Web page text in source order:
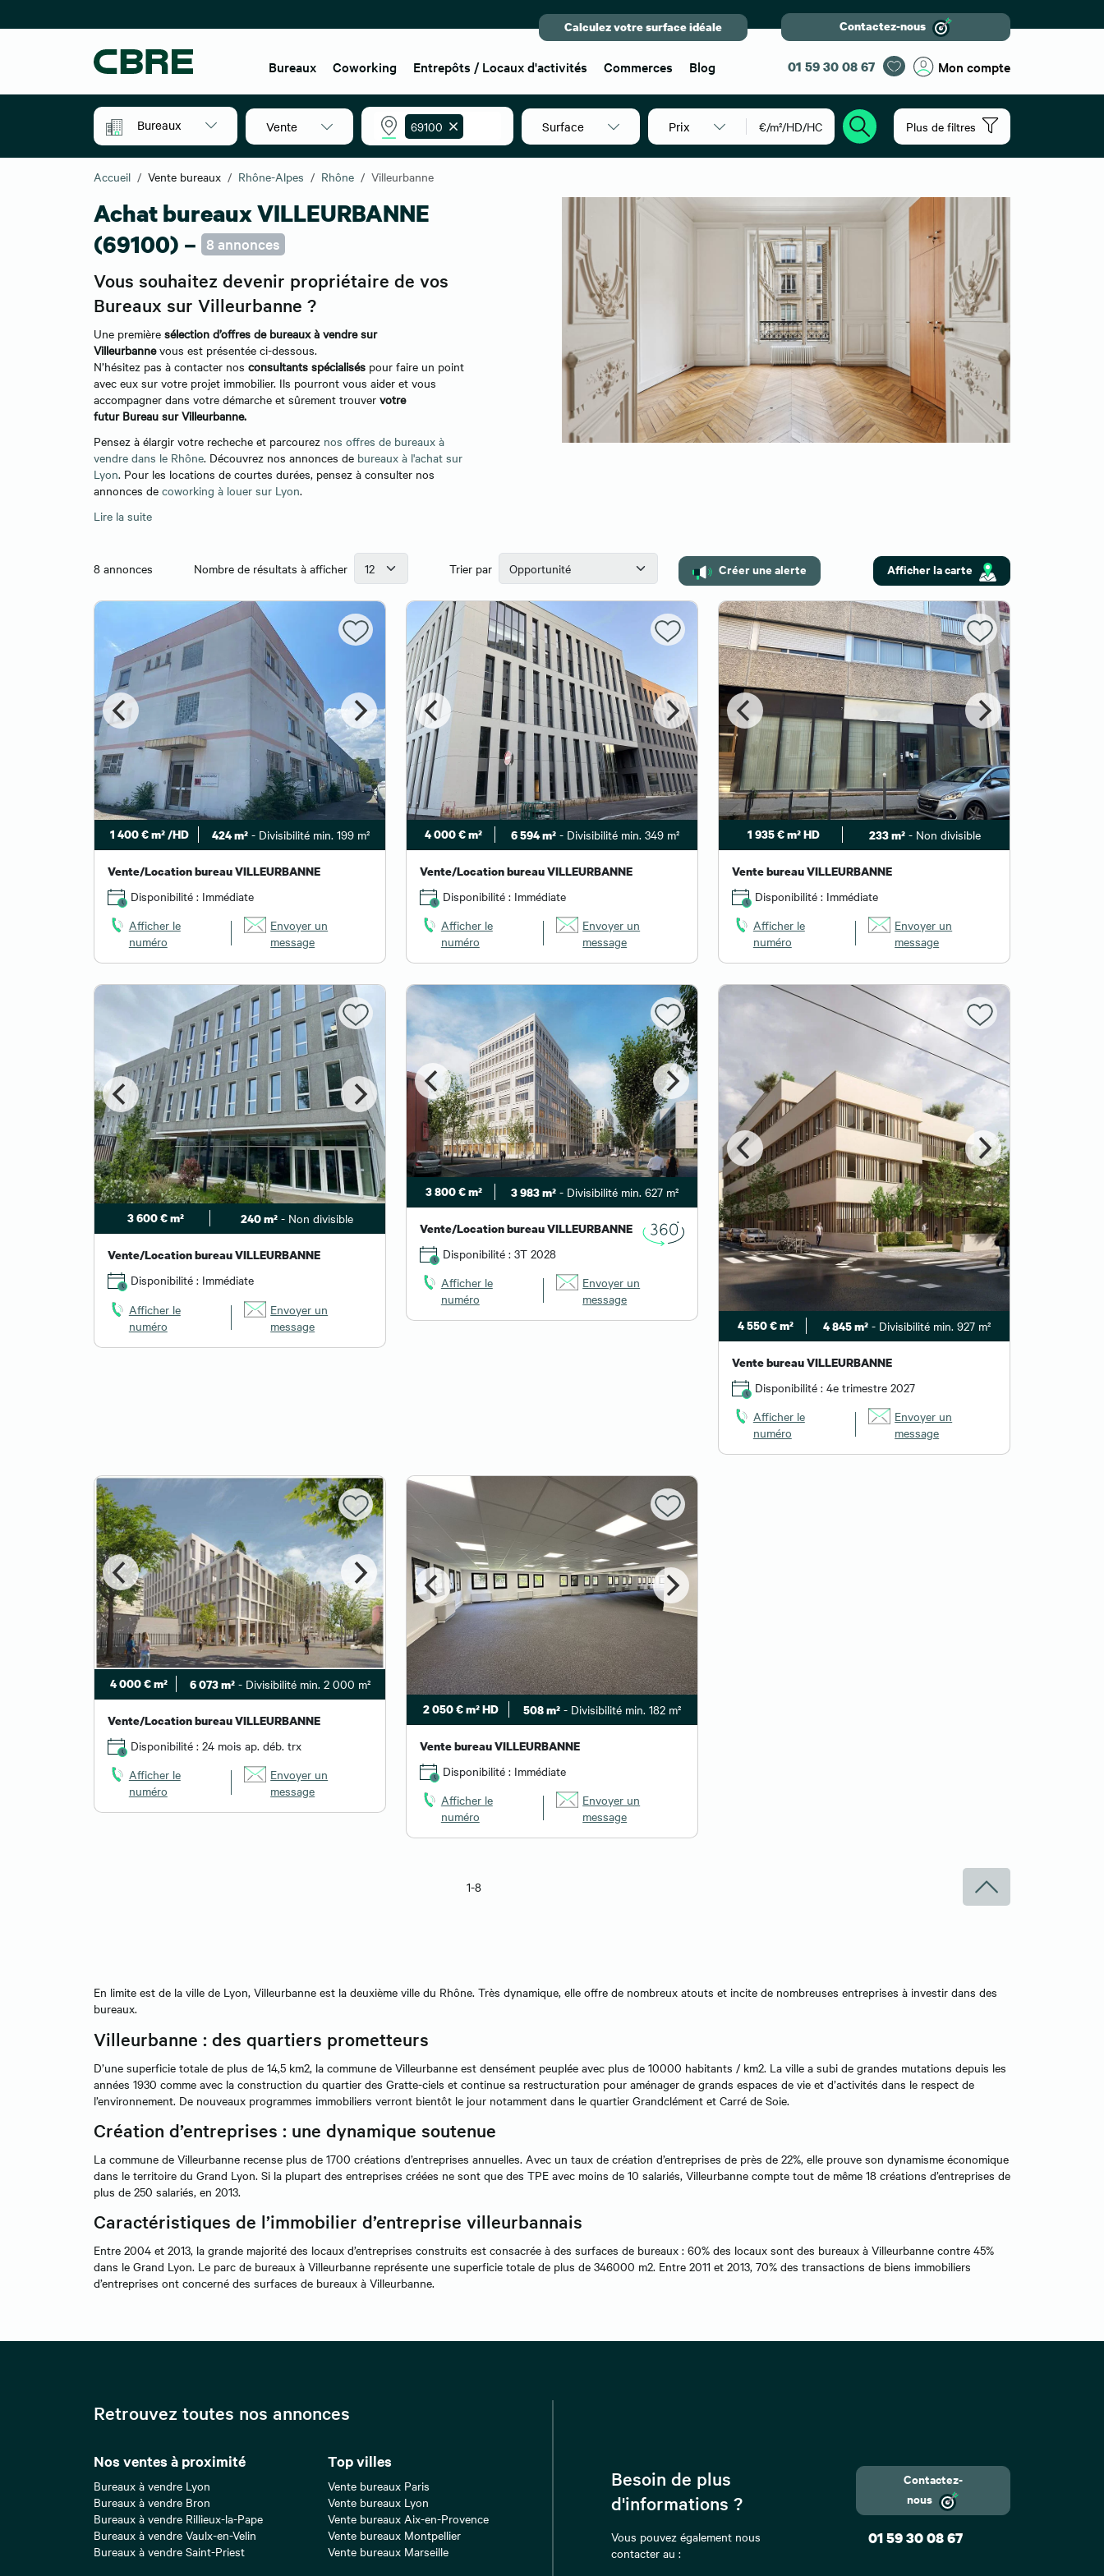
Calculez votre surface idéale Contactez-nous
Bureaux Coworking Entrepôts / Locaux d'activités Commerces Blog 01 59 30 08 67 Mon compte
Bureaux Vente 69100 Surface Prix €/m²/HD/HC Plus de filtres
Accueil Vente bureaux Rhône-Alpes Rhône Villeurbanne
Achat bureaux VILLEURBANNE
(69100) –
8 annonces
Vous souhaitez devenir propriétaire de vos
Bureaux sur Villeurbanne ?
Une première sélection d’offres de bureaux à vendre sur
Villeurbannevous est présentée ci-dessous.
N’hésitez pas à contacter nos consultants spécialisés pour faire un point
avec eux sur votre projet immobilier. Ils pourront vous aider et vous
accompagner dans votre démarche et sûrement trouver votre
futur Bureau sur Villeurbanne.
Pensez à élargir votre recheche et parcourez nos offres de bureaux à
vendre dans le Rhône. Découvrez nos annonces de bureaux à l'achat sur
Lyon. Pour les locations de courtes durées, pensez à consulter nos
annonces de coworking à louer sur Lyon.
Lire la suite
8 annonces Nombre de résultats à afficher Trier par Créer une alerte Afficher la carte
1 400 € m² /HD 424 m² - Divisibilité min. 199 m²
Vente/Location bureau VILLEURBANNE
Disponibilité : Immédiate
Afficher le
numéro
Envoyer un
message
4 000 € m² 6 594 m²- Divisibilité min. 349 m²
Vente/Location bureau VILLEURBANNE
Disponibilité : Immédiate
Afficher le
numéro
Envoyer un
message
1 935 € m² HD 233 m² - Non divisible
Vente bureau VILLEURBANNE
Disponibilité : Immédiate
Afficher le
numéro
Envoyer un
message
3 600 € m² 240 m²- Non divisible
Vente/Location bureau VILLEURBANNE
Disponibilité : Immédiate
Afficher le
numéro
Envoyer un
message
3 800 € m² 3 983 m² - Divisibilité min. 627 m²
Vente/Location bureau VILLEURBANNE
Disponibilité : 3T 2028
Afficher le
numéro
Envoyer un
message
4 550 € m² 4 845 m² - Divisibilité min. 927 m²
Vente bureau VILLEURBANNE
Disponibilité : 4e trimestre 2027
Afficher le
numéro
Envoyer un
message
4 000 € m² 6 073 m²- Divisibilité min. 2 000 m²
Vente/Location bureau VILLEURBANNE
Disponibilité : 24 mois ap. déb. trx
Afficher le
numéro
Envoyer un
message
2 050 € m² HD 508 m² - Divisibilité min. 182 m²
Vente bureau VILLEURBANNE
Disponibilité : Immédiate
Afficher le
numéro
Envoyer un
message
1-8
En limite est de la ville de Lyon, Villeurbanne est la deuxième ville du Rhône. Très dynamique, elle offre de nombreux atouts et incite de nombreuses entreprises à investir dans des
bureaux.
Villeurbanne : des quartiers prometteurs
D’une superficie totale de plus de 14,5 km2, la commune de Villeurbanne est densément peuplée avec plus de 10000 habitants / km2. La ville a subi de grandes mutations depuis les
années 1930 comme avec la construction du quartier des Gratte-ciels et continue sa restructuration pour aménager de grands espaces de vie et d’activités dans le respect de
l’environnement. De nouveaux programmes immobiliers verront bientôt le jour notamment dans le quartier Grandclément et Carré de Soie.
Création d’entreprises : une dynamique soutenue
La commune de Villeurbanne recense plus de 1700 créations d’entreprises annuelles. Avec un taux de création d’entreprises de près de 22%, elle prouve son dynamisme économique
dans le territoire du Grand Lyon. Si la plupart des entreprises créées ne sont que des TPE avec moins de 10 salariés, Villeurbanne compte tout de même 18 créations d’entreprises de
plus de 250 salariés, en 2013.
Caractéristiques de l’immobilier d’entreprise villeurbannais
Entre 2004 et 2013, la grande majorité des locaux d’entreprises construits est consacrée à des surfaces de bureaux : 60% des locaux sont des bureaux à Villeurbanne contre 45%
dans le Grand Lyon. Le parc de bureaux à Villeurbanne représente une superficie totale de plus de 346000 m2. Entre 2011 et 2013, 70% des transactions de biens immobiliers
d’entreprises ont concerné des surfaces de bureaux à Villeurbanne.
Retrouvez toutes nos annonces
Nos ventes à proximité
Bureaux à vendre Lyon
Bureaux à vendre Bron
Bureaux à vendre Rillieux-la-Pape
Bureaux à vendre Vaulx-en-Velin
Bureaux à vendre Saint-Priest
Top villes
Vente bureaux Paris
Vente bureaux Lyon
Vente bureaux Aix-en-Provence
Vente bureaux Montpellier
Vente bureaux Marseille
Besoin de plus
d'informations ?
Contactez-
nous
Vous pouvez également nous
contacter au :
01 59 30 08 67